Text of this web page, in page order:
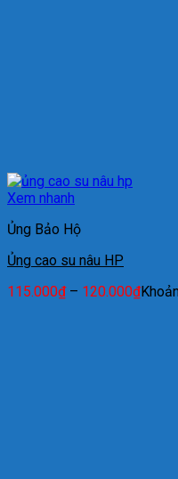
Xem nhanh
Ủng Bảo Hộ
Ủng cao su nâu HP
115.000₫ – 120.000₫